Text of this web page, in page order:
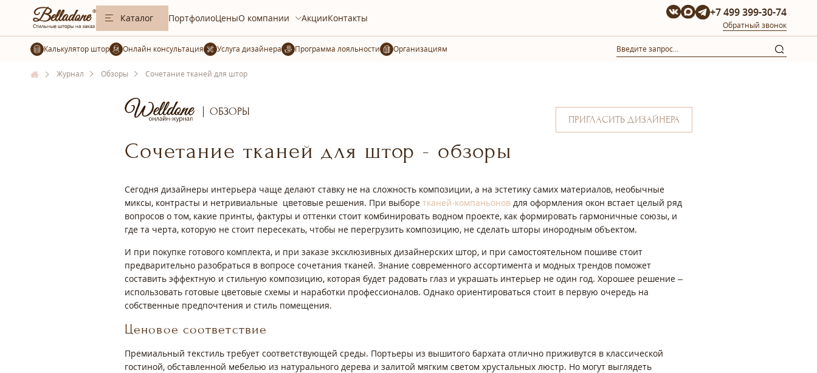
Каталог ПортфолиоЦеныО компании АкцииКонтакты +7 499 399-30-74
Обратный звонок
Калькулятор штор Услуга дизайнера Организациям
Журнал Обзоры Сочетание тканей для штор
ОБЗОРЫ
ПРИГЛАСИТЬ ДИЗАЙНЕРА
Сочетание тканей для штор - обзоры
Сегодня дизайнеры интерьера чаще делают ставку не на сложность композиции, а на эстетику самих материалов, необычные
миксы, контрасты и нетривиальные цветовые решения. При выборе тканей-компаньонов для оформления окон встает целый ряд
вопросов о том, какие принты, фактуры и оттенки стоит комбинировать водном проекте, как формировать гармоничные союзы, и
где та черта, которую не стоит пересекать, чтобы не перегрузить композицию, не сделать шторы инородным объектом.
И при покупке готового комплекта, и при заказе эксклюзивных дизайнерских штор, и при самостоятельном пошиве стоит
предварительно разобраться в вопросе сочетания тканей. Знание современного ассортимента и модных трендов поможет
составить эффектную и стильную композицию, которая будет радовать глаз и украшать интерьер не один год. Хорошее решение –
использовать готовые цветовые схемы и наработки профессионалов. Однако ориентироваться стоит в первую очередь на
собственные предпочтения и стиль помещения.
Ценовое соответствие
Премиальный текстиль требует соответствующей среды. Портьеры из вышитого бархата отлично приживутся в классической
гостиной, обставленной мебелью из натурального дерева и залитой мягким светом хрустальных люстр. Но могут выглядеть